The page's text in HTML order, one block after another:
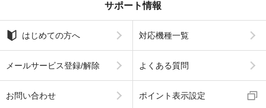
サポート情報
はじめての方へ 対応機種一覧
メールサービス登録/解除 よくある質問
お問い合わせ ポイント表示設定